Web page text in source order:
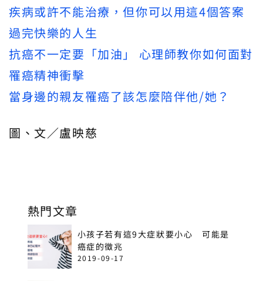
疾病或許不能治療，但你可以用這4個答案
過完快樂的人生
抗癌不一定要「加油」 心理師教你如何面對
罹癌精神衝擊
當身邊的親友罹癌了該怎麼陪伴他/她？
圖、文／盧映慈
熱門文章
小孩子若有這9大症狀要小心 可能是
癌症的徵兆
2019-09-17